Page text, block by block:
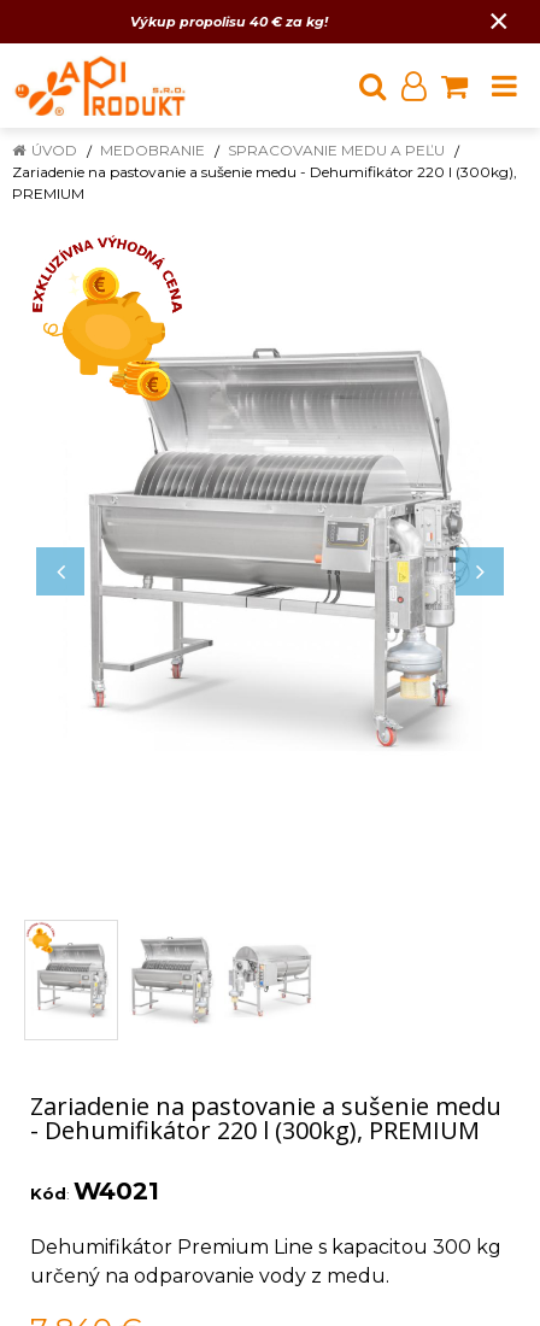
Výkup propolisu 40 € za kg! ×
ÚVOD MEDOBRANIE
SPRACOVANIE MEDU A PEĽU
Zariadenie na pastovanie a sušenie medu - Dehumifikátor 220 l (300kg),
PREMIUM
Zariadenie na pastovanie a sušenie medu
- Dehumifikátor 220 l (300kg), PREMIUM
Kód: W4021
Dehumifikátor Premium Line s kapacitou 300 kg
určený na odparovanie vody z medu.